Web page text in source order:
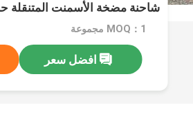
شاحنة مضخة الأسمنت
MOQ：1 مجموعة
افضل سعر